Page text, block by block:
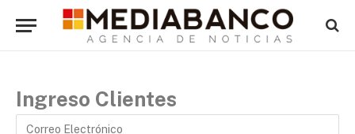
Ingreso Clientes